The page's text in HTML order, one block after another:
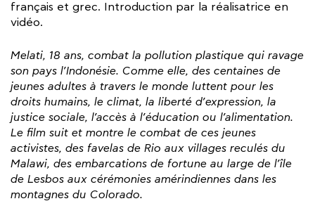
français et grec. Introduction par la réalisatrice en
vidéo.
Melati, 18 ans, combat la pollution plastique qui ravage
son pays l’Indonésie. Comme elle, des centaines de
jeunes adultes à travers le monde luttent pour les
droits humains, le climat, la liberté d’expression, la
justice sociale, l’accès à l’éducation ou l’alimentation.
Le film suit et montre le combat de ces jeunes
activistes, des favelas de Rio aux villages reculés du
Malawi, des embarcations de fortune au large de l’île
de Lesbos aux cérémonies amérindiennes dans les
montagnes du Colorado.